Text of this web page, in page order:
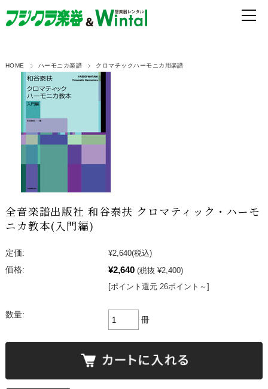
HOME ハーモニカ楽譜 クロマチックハーモニカ用楽譜
全音楽譜出版社 和谷泰扶 クロマティック・ハーモ
ニカ教本(入門編)
定価: ¥2,640(税込)
価格:
¥2,640 (税抜 ¥2,400)
[ポイント還元 26ポイント～]
数量:
冊